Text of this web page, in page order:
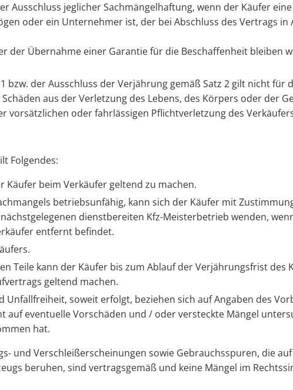
Ausschluss jeglicher Sachmängelhaftung, wenn der Käufer
oder ein Unternehmer ist, der bei Abschluss des Vertrags
der Übernahme einer Garantie für die Beschaffenheit bleiben
bzw. der Ausschluss der Verjährung gemäß Satz 2 gilt nicht
aus der Verletzung des Lebens, des Körpers oder der
vorsätzlichen oder fahrlässigen Pflichtverletzung des
Folgendes:
beim Verkäufer geltend zu machen.
betriebsunfähig, kann sich der Käufer mit
dienstbereiten Kfz-Meisterbetrieb wenden,
entfernt befindet.
Teile kann der Käufer bis zum Ablauf der Verjährungsfrist des
geltend machen.
Unfallfreiheit, soweit erfolgt, beziehen sich auf Angaben des
auf eventuelle Vorschäden und / oder versteckte Mängel
hat.
und Verschleißerscheinungen sowie Gebrauchsspuren, die
beruhen, sind vertragsgemäß und keine Mängel im